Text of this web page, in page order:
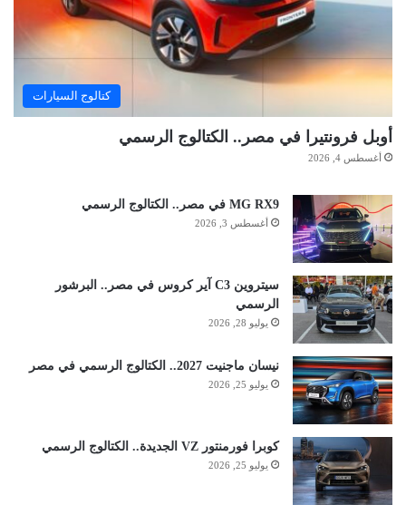
كتالوج السيارات
أوبل فرونتيرا في مصر.. الكتالوج الرسمي
أغسطس 4, 2026
MG RX9 في مصر.. الكتالوج الرسمي
أغسطس 3, 2026
سيتروين C3 آير كروس في مصر.. البرشور
الرسمي
يوليو 28, 2026
نيسان ماجنيت 2027.. الكتالوج الرسمي في مصر
يوليو 25, 2026
كوبرا فورمنتور VZ الجديدة.. الكتالوج الرسمي
يوليو 25, 2026